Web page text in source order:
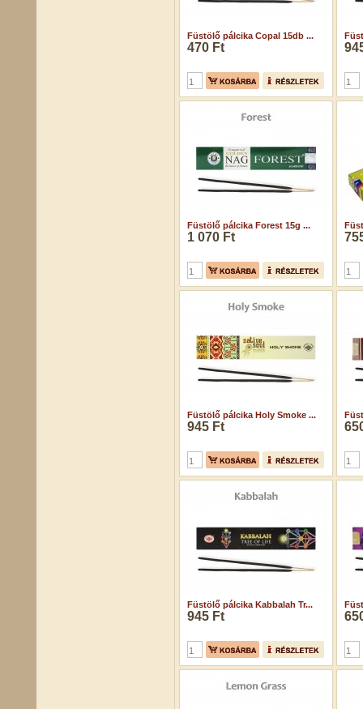
Füstölő pálcika Copal 15db ...
470 Ft
Füstölő pálcika Forest 15g ...
1 070 Ft
Füstölő pálcika Holy Smoke ...
945 Ft
Füstölő pálcika Kabbalah Tr...
945 Ft